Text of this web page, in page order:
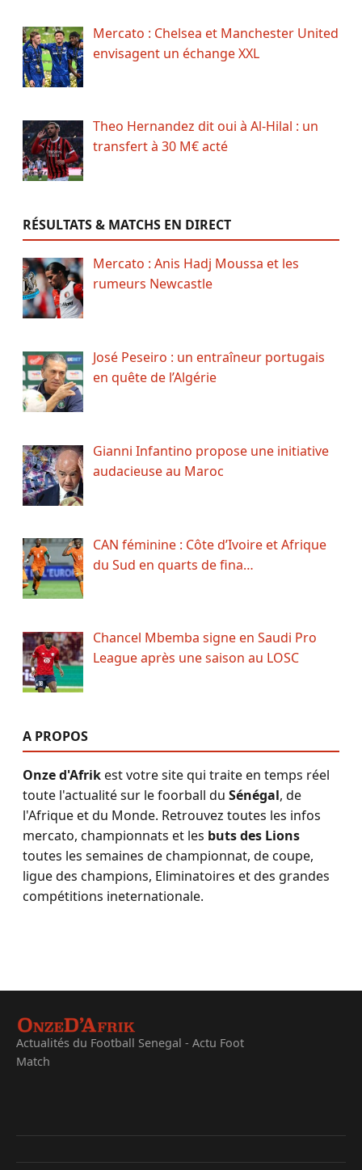
Mercato : Chelsea et Manchester United
envisagent un échange XXL
Theo Hernandez dit oui à Al-Hilal : un
transfert à 30 M€ acté
RÉSULTATS & MATCHS EN DIRECT
Mercato : Anis Hadj Moussa et les
rumeurs Newcastle
José Peseiro : un entraîneur portugais
en quête de l’Algérie
Gianni Infantino propose une initiative
audacieuse au Maroc
CAN féminine : Côte d’Ivoire et Afrique
du Sud en quarts de fina…
Chancel Mbemba signe en Saudi Pro
League après une saison au LOSC
A PROPOS
Onze d'Afrikest votre site qui traite en temps réel
toute l'actualité sur le foorball du Sénégal, de
l'Afrique et du Monde. Retrouvez toutes les infos
mercato, championnats et les buts des Lions
toutes les semaines de championnat, de coupe,
ligue des champions, Eliminatoires et des grandes
compétitions ineternationale.
Actualités du Football Senegal - Actu Foot
Match